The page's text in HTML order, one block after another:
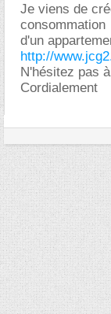
Je viens de
consommation
d'un
http://
N'hésitez pas
Cordialement